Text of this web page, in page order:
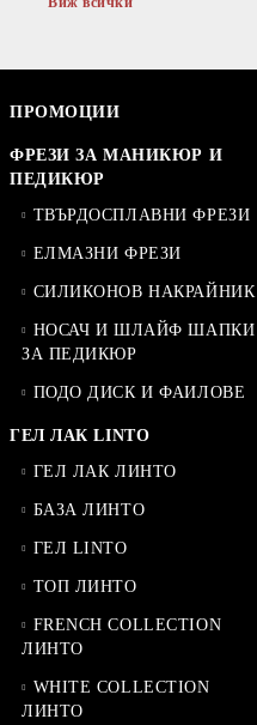
ПРОМОЦИИ
ФРЕЗИ ЗА МАНИКЮР И
ПЕДИКЮР
ТВЪРДОСПЛАВНИ ФРЕЗИ
ЕЛМАЗНИ ФРЕЗИ
СИЛИКОНОВ НАКРАЙНИК
НОСАЧ И ШЛАЙФ ШАПКИ
ЗА ПЕДИКЮР
ПОДО ДИСК И ФАИЛОВЕ
ГЕЛ ЛАК LINTO
ГЕЛ ЛАК ЛИНТО
БАЗА ЛИНТО
ГЕЛ LINTO
ТОП ЛИНТО
FRENCH COLLECTION
ЛИНТО
WHITE COLLECTION
ЛИНТО